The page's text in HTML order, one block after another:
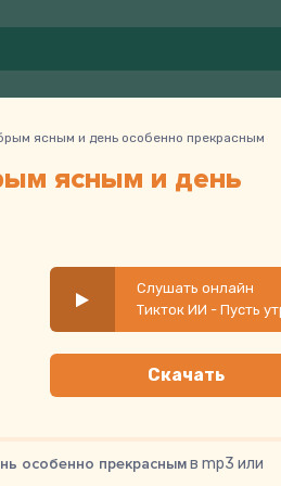
ясным и день особенно прекрасным
ясным и день
Слушать онлайн
Тикток ИИ - Пусть
будет добрым
день особенно
прекрасным
Скачать
особенно прекраснымв mp3 или